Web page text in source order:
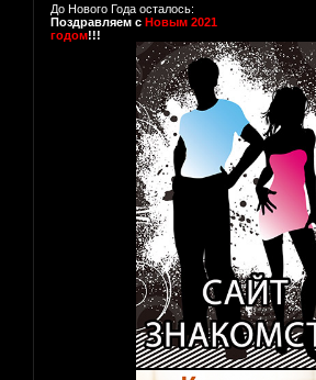
До Нового Года осталось:
Поздравляем с Новым 2021
годом!!!